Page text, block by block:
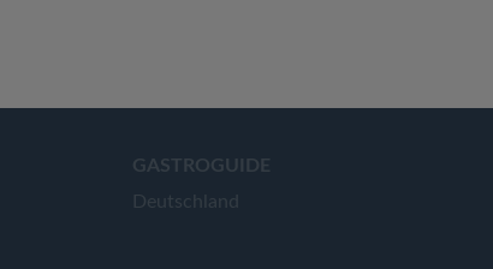
GASTROGUIDE
Deutschland